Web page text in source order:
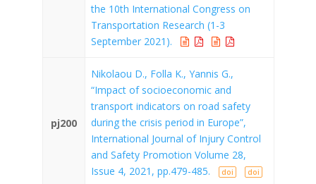
the 10th International Congress on
Transportation Research (1-3
September 2021).
pj200
Nikolaou D., Folla K., Yannis G.,
“Impact of socioeconomic and
transport indicators on road safety
during the crisis period in Europe”,
International Journal of Injury Control
and Safety Promotion Volume 28,
Issue 4, 2021, pp.479-485.
doi doi